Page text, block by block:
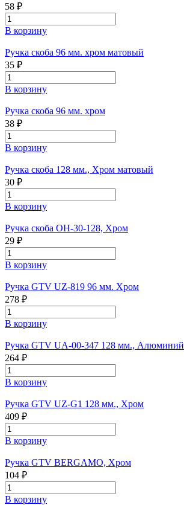
58 ₽
В корзину
Ручка скоба 96 мм. хром матовый
35 ₽
В корзину
Ручка скоба 96 мм. хром
38 ₽
В корзину
Ручка скоба 128 мм., Хром матовый
30 ₽
В корзину
Ручка скоба ОН-30-128, Хром
29 ₽
В корзину
Ручка GTV UZ-819 96 мм. Хром
278 ₽
В корзину
Ручка GTV UA-00-347 128 мм., Алюминий
264 ₽
В корзину
Ручка GTV UZ-G1 128 мм., Хром
409 ₽
В корзину
Ручка GTV BERGAMO, Хром
104 ₽
В корзину